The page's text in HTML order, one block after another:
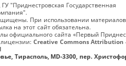
"Приднестровская Государственная
При использовании
на этот сайт обязательна.
официального сайта «Первый
Creative Commons Attribution
Тирасполь, MD-3300, пер.